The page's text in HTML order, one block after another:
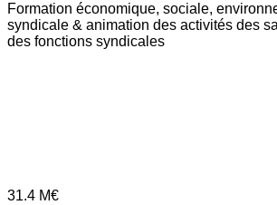
Formation économique, sociale,
syndicale & animation des activités des
des fonctions syndicales
31.4 M€